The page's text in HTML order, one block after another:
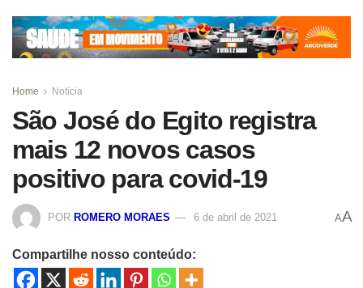
Home Notícia
São José do Egito registra
mais 12 novos casos
positivo para covid-19
POR ROMERO MORAES 6 de abril de 2021 AA
Compartilhe nosso conteúdo: